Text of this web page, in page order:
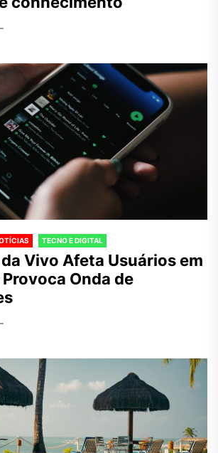
TECNO E DIGITAL
Vivo Afeta Usuários em
Provoca Onda de